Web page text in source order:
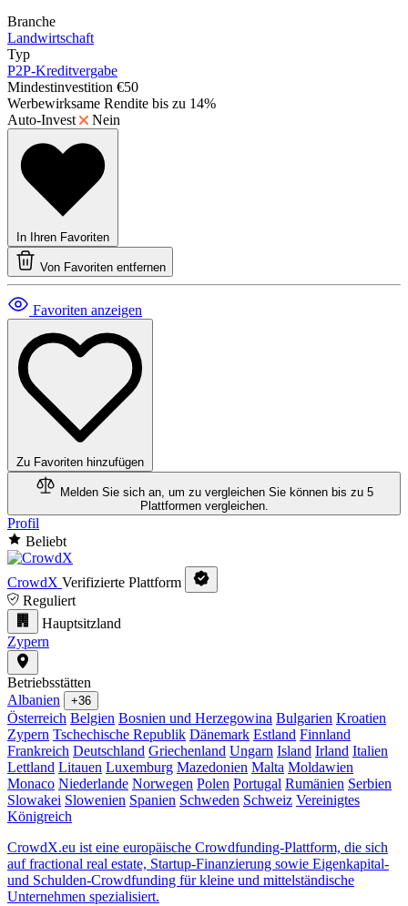
Branche
Landwirtschaft
Typ
P2P-Kreditvergabe
Mindestinvestition €50
Werbewirksame Rendite bis zu 14%
Auto-Invest
Nein
In Ihren Favoriten
Von Favoriten entfernen
Favoriten anzeigen
Zu Favoriten hinzufügen
Melden Sie sich an, um zu vergleichen Sie können bis zu 5
Plattformen vergleichen.
Profil
Beliebt
CrowdX Verifizierte Plattform
Reguliert
Hauptsitzland
Zypern
Betriebsstätten
Albanien
+36
Österreich Belgien Bosnien und Herzegowina Bulgarien Kroatien
Zypern Tschechische Republik Dänemark Estland Finnland
Frankreich Deutschland Griechenland Ungarn Island Irland Italien
Lettland Litauen Luxemburg Mazedonien Malta Moldawien
Monaco Niederlande Norwegen Polen Portugal Rumänien Serbien
Slowakei Slowenien Spanien Schweden Schweiz Vereinigtes
Königreich
CrowdX.eu ist eine europäische Crowdfunding-Plattform, die sich
auf fractional real estate, Startup-Finanzierung sowie Eigenkapital-
und Schulden-Crowdfunding für kleine und mittelständische
Unternehmen spezialisiert.